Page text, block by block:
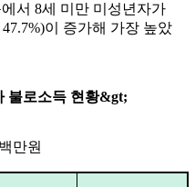
서 8세 미만 미성년자가
47.7%)이 증가해 가장 높았
불로소득 현황&gt;
백만원